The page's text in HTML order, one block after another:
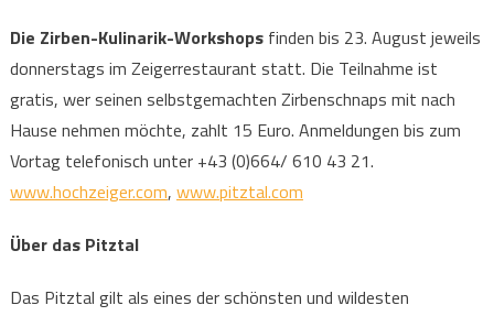
Die Zirben-Kulinarik-Workshopsfinden bis 23. August jeweils
donnerstags im Zeigerrestaurant statt. Die Teilnahme ist
gratis, wer seinen selbstgemachten Zirbenschnaps mit nach
Hause nehmen möchte, zahlt 15 Euro. Anmeldungen bis zum
Vortag telefonisch unter +43 (0)664/ 610 43 21.
www.hochzeiger.com, www.pitztal.com
Über das Pitztal
Das Pitztal gilt als eines der schönsten und wildesten